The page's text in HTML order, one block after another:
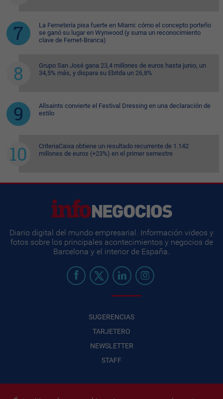
La Fernetería pisa fuerte en Miami: cómo el concepto porteño
se ganó su lugar en Wynwood (y suma un reconocimiento
clave de Fernet-Branca)
Grupo San José gana 23,4 millones de euros hasta junio, un
34,5% más, y dispara su Ebitda un 26,8%
Allsaints convierte el Festival Dressing en una declaración de
estilo
CriteriaCaixa obtiene un resultado recurrente de 1.142
millones de euros (+23%) en el primer semestre
Diario digital del mundo empresarial. Información videos y
fotos sobre los principales acontecimientos y negocios de
Barcelona y el interior de España.
SUGERENCIAS
TARJETERO
NEWSLETTER
STAFF